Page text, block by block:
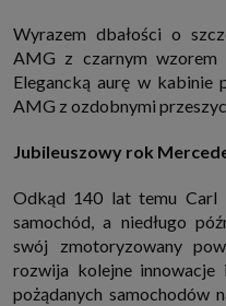
Wyrazem dbałości o
AMG z czarnym wzorem
Elegancką aurę w kabinie
AMG z ozdobnymi
Jubileuszowy rok
Odkąd 140 lat temu Carl
samochód, a niedługo
swój zmotoryzowany
rozwija kolejne
pożądanych samochodów